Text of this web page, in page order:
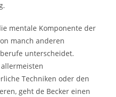
mentale Komponente der
manch anderen
unterscheidet.
Techniken oder den
geht de Becker einen